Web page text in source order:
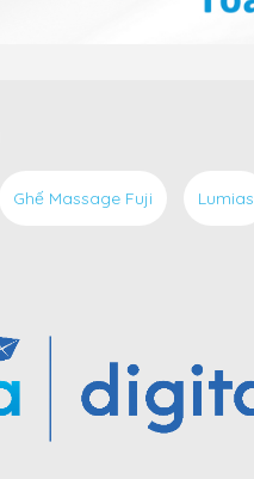
Ghế Massage Fuji Lumias